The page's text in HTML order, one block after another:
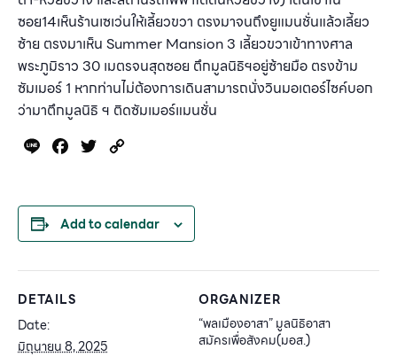
ซอย14เห็นร้านเซเว่นให้เลี้ยวขวา ตรงมาจนถึงยูแมนชั่นแล้วเลี้ยว
ซ้าย ตรงมาเห็น Summer Mansion 3 เลี้ยวขวาเข้าทางศาล
พระภูมิราว 30 เมตรจนสุดซอย ตึกมูลนิธิฯอยู่ซ้ายมือ ตรงข้าม
ซัมเมอร์ 1 หากท่านไม่ต้องการเดินสามารถนั่งวินมอเตอร์ไซค์บอก
ว่ามาตึกมูลนิธิ ฯ ติดซัมเมอร์แมนชั่น
Line Facebook
Twitter
Add to calendar
DETAILS
Date:
มิถุนายน 8, 2025
ORGANIZER
“พลเมืองอาสา” มูลนิธิอาสา
สมัครเพื่อสังคม(มอส.)